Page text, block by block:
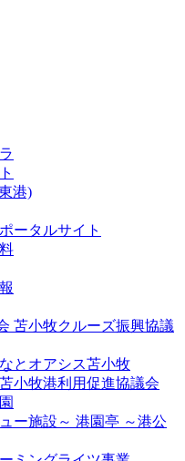
港)
ータルサイト
苫小牧クルーズ振興協議
とオアシス苫小牧
苫小牧港利用促進協議会
港園亭 ～港公